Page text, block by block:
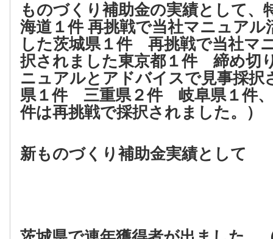
ものづくり補助金の実績として、
海道１件 再挑戦で当社マニュアル
した茨城県１件 再挑戦で当社マ
択されました東京都１件 締め切
ニュアルとアドバイスで見事採択
県１件 三重県２件 岐阜県１件、
件は再挑戦で採択されました。）
新ものづくり補助金実績として